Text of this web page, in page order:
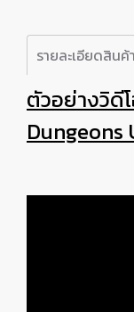
รายละเอียดสินค้า
ตัวอย่างวิดี